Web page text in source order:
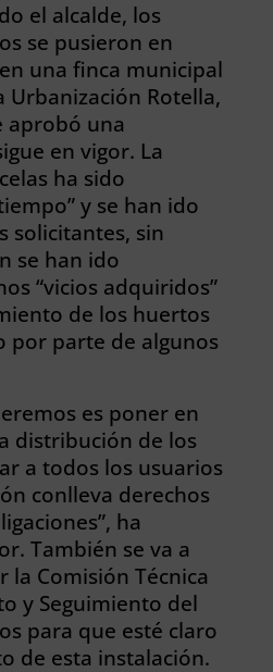
el alcalde, los
se pusieron en
una finca municipal
Urbanización Rotella,
aprobó una
en vigor. La
ha sido
y se han ido
solicitantes, sin
se han ido
“vicios adquiridos”
de los huertos
por parte de algunos
es poner en
distribución de los
a todos los usuarios
conlleva derechos
ha
También se va a
la Comisión Técnica
y Seguimiento del
para que esté claro
de esta instalación.